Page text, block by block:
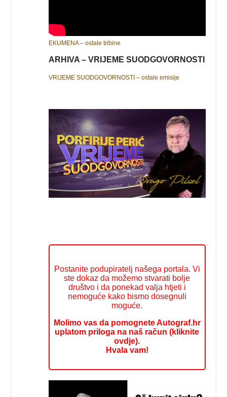
EKUMENA – ostale tribine
ARHIVA – VRIJEME SUODGOVORNOSTI
VRIJEME SUODGOVORNOSTI – ostale emisije
Postanite podupiratelj našega portala. Vi
ste dokaz da možemo stvarati bolje
društvo i da ponekad valja htjeti i
nemoguće kako bismo dosegnuli
moguće.
Molimo vas da pomognete Autograf.hr
uplatom priloga na naš račun (kliknite
ovdje).
Hvala vam!